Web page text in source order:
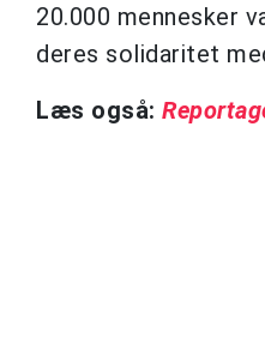
20.000 mennesker
deres solidaritet
Læs også: